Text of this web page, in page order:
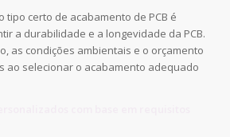
tipo certo de acabamento de PCB é
a durabilidade e a longevidade da PCB.
as condições ambientais e o orçamento
ao selecionar o acabamento adequado